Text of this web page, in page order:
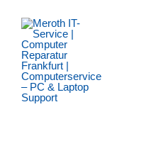
Inhalt
springen